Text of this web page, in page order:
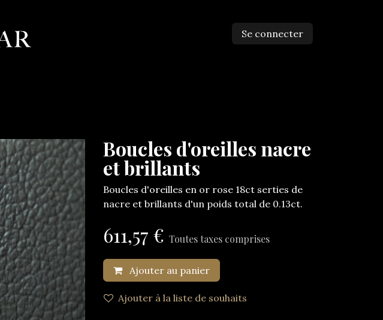
Se connecter
Boucles d'oreilles nacre
et brillants
Boucles d'oreilles en or rose 18ct serties de
nacre et brillants d'un poids total de 0.13ct.
611,57 € Toutes taxes comprises
Ajouter au panier
Ajouter à la liste de souhaits